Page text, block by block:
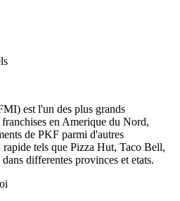
est l'un des plus grands
en Amerique du Nord,
de PKF parmi d'autres
rapide tels que Pizza Hut, Taco Bell,
differentes provinces et etats.